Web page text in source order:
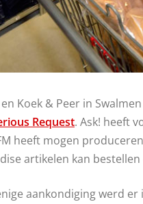
Koek & Peer in
Request. Ask! heeft
heeft mogen
artikelen kan
aankondiging werd